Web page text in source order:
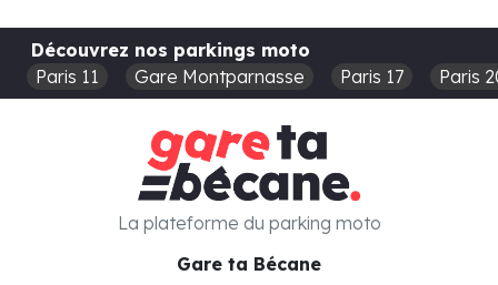
Découvrez nos parkings moto
Paris 11
Gare Montparnasse Paris 17 Paris
Gare ta Bécane
La plateforme du parking moto